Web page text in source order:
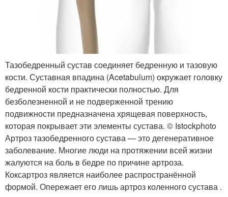
Тазобедренный сустав соединяет бедренную и тазовую
кости. Суставная впадина (Acetabulum) окружает головку
бедренной кости практически полностью. Для
безболезненной и не подверженной трению
подвижности предназначена хрящевая поверхность,
которая покрывает эти элементы сустава. © Istockphoto
Артроз тазобедренного сустава — это дегенеративное
заболевание. Многие люди на протяжении всей жизни
жалуются на боль в бедре по причине артроза.
Коксартроз является наиболее распространённой
формой. Опережает его лишь артроз коленного сустава .